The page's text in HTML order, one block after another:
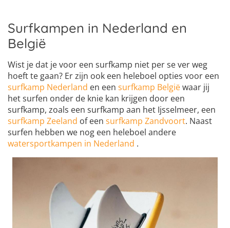
Surfkampen in Nederland en
België
Wist je dat je voor een surfkamp niet per se ver weg
hoeft te gaan? Er zijn ook een heleboel opties voor een
surfkamp Nederland en een surfkamp Belgiëwaar jij
het surfen onder de knie kan krijgen door een
surfkamp, zoals een surfkamp aan het Ijsselmeer, een
surfkamp Zeeland of een surfkamp Zandvoort. Naast
surfen hebben we nog een heleboel andere
watersportkampen in Nederland .